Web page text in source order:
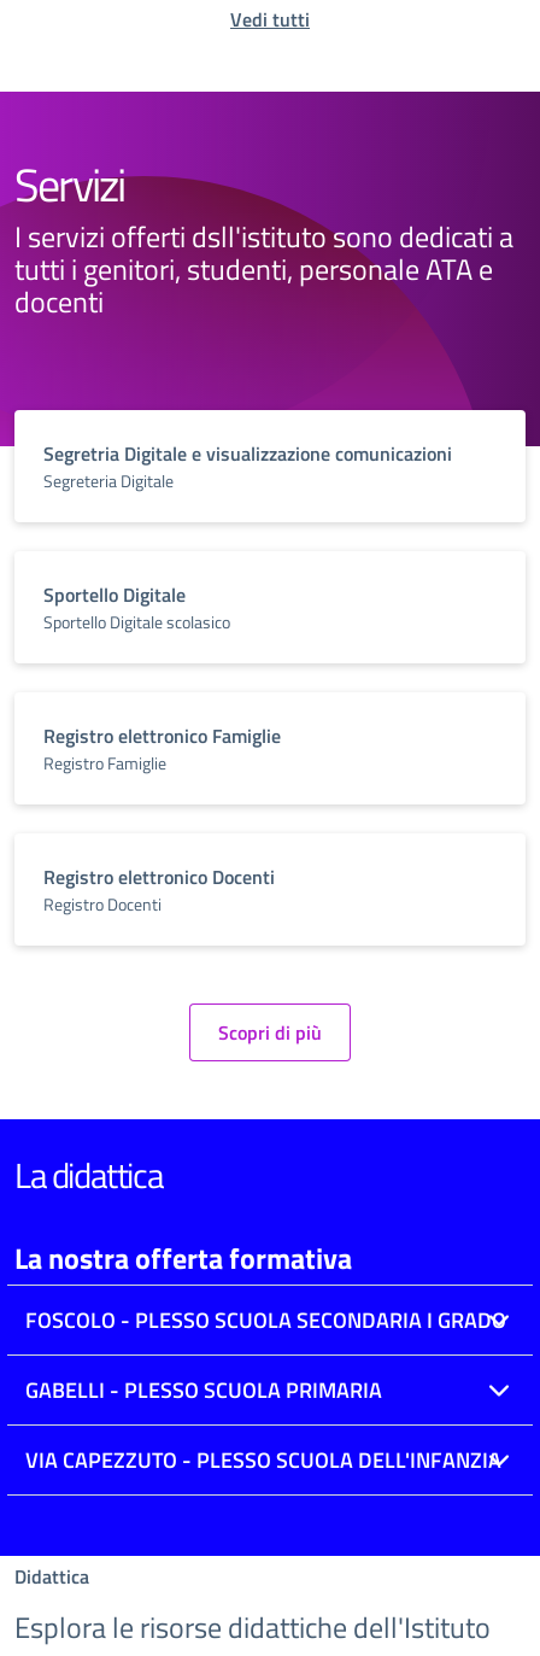
Vedi tutti
Servizi
I servizi offerti dsll'istituto sono dedicati a
tutti i genitori, studenti, personale ATA e
docenti
Segretria Digitale e visualizzazione comunicazioni
Segreteria Digitale
Sportello Digitale
Sportello Digitale scolasico
Registro elettronico Famiglie
Registro Famiglie
Registro elettronico Docenti
Registro Docenti
Scopri di più
La didattica
La nostra offerta formativa
FOSCOLO - PLESSO SCUOLA SECONDARIA I GRADO
GABELLI - PLESSO SCUOLA PRIMARIA
VIA CAPEZZUTO - PLESSO SCUOLA DELL'INFANZIA
Didattica
Esplora le risorse didattiche dell'Istituto